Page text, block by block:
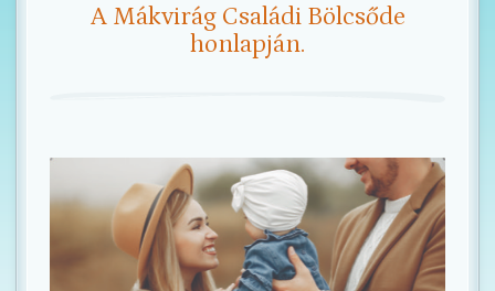
A Mákvirág Családi Bölcsőde
honlapján.